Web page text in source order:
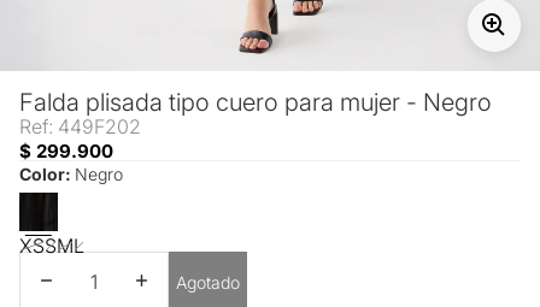
Falda plisada tipo cuero para mujer - Negro
Ref: 449F202
$ 299.900
Color: Negro
XSSML
Disminuir cantidadAumentar cantidad
Agotado